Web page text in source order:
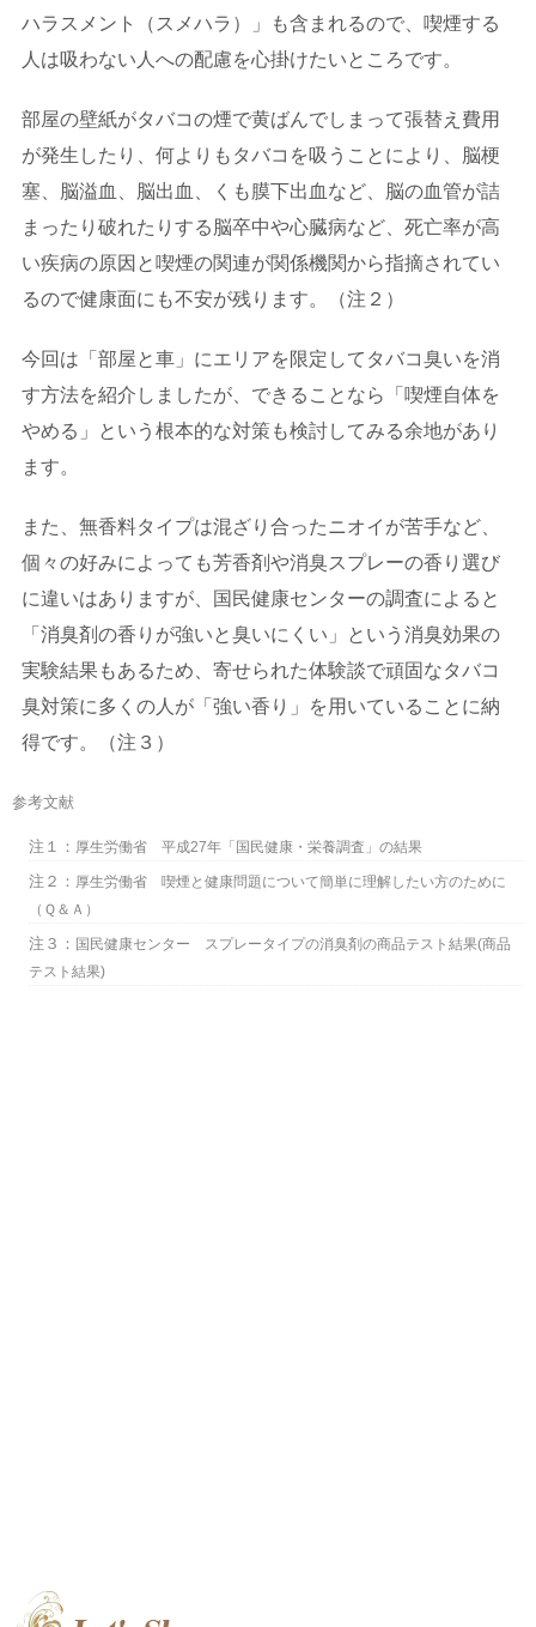
ハラスメント（スメハラ）」も含まれるので、喫煙する
人は吸わない人への配慮を心掛けたいところです。
部屋の壁紙がタバコの煙で黄ばんでしまって張替え費用
が発生したり、何よりもタバコを吸うことにより、脳梗
塞、脳溢血、脳出血、くも膜下出血など、脳の血管が詰
まったり破れたりする脳卒中や心臓病など、死亡率が高
い疾病の原因と喫煙の関連が関係機関から指摘されてい
るので健康面にも不安が残ります。（注２）
今回は「部屋と車」にエリアを限定してタバコ臭いを消
す方法を紹介しましたが、できることなら「喫煙自体を
やめる」という根本的な対策も検討してみる余地があり
ます。
また、無香料タイプは混ざり合ったニオイが苦手など、
個々の好みによっても芳香剤や消臭スプレーの香り選び
に違いはありますが、国民健康センターの調査によると
「消臭剤の香りが強いと臭いにくい」という消臭効果の
実験結果もあるため、寄せられた体験談で頑固なタバコ
臭対策に多くの人が「強い香り」を用いていることに納
得です。（注３）
参考文献
注１： 厚生労働省 平成27年「国民健康・栄養調査」の結果
注２： 厚生労働省 喫煙と健康問題について簡単に理解したい方のために
（Ｑ＆Ａ）
注３： 国民健康センター スプレータイプの消臭剤の商品テスト結果(商品
テスト結果)